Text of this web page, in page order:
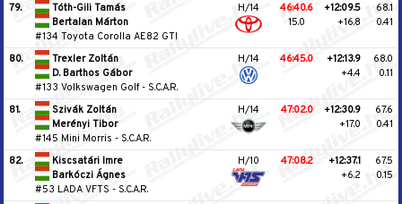
79.
Tóth-Gili Tamás
Bertalan Márton
#134 Toyota Corolla AE82 GTI
H/14
46:40.6
15.0
+12:09.5
+16.8
68.1
0.41
80.
Trexler Zoltán
D. Barthos Gábor
#133 Volkswagen Golf- S.C.A.R.
H/14 46:45.0
+12:13.9
+4.4
68.0
0.11
81.
Szivák Zoltán
Merényi Tibor
#145 Mini Morris - S.C.A.R.
H/14 47:02.0
+12:30.9
+17.0
67.6
0.41
82.
Kiscsatári Imre
Barkóczi Ágnes
#53 LADA VFTS - S.C.A.R.
H/10 47:08.2
+12:37.1
+6.2
67.5
0.15